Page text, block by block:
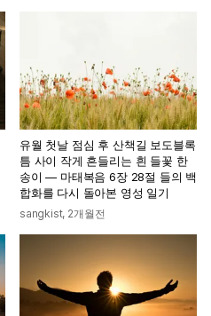
유월 첫날 점심 후 산책길 보도블록
틈 사이 작게 흔들리는 흰 들꽃 한
송이 — 마태복음 6장 28절 들의 백
합화를 다시 돌아본 영성 일기
sangkist, 2개월전